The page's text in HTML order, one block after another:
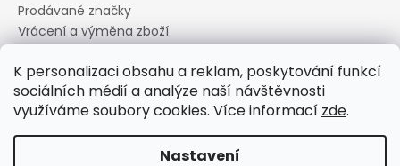
K personalizaci obsahu a reklam, poskytování funkcí
sociálních médií a analýze naší návštěvnosti
využíváme soubory cookies. Více informací zde.
Nastavení
Prodávané značky
Vrácení a výměna zboží
Informace o souborech cookies
Reklamační řád
Obchodní podmínky